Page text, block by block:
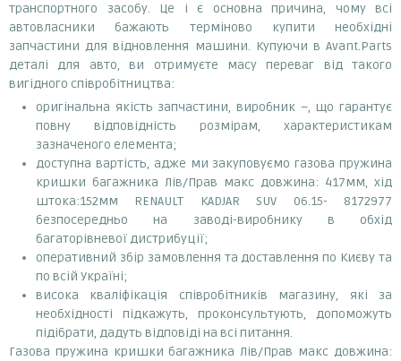
транспортного засобу. Це і є основна причина, чому всі
автовласники бажають терміново купити необхідні
запчастини для відновлення машини. Купуючи в Avant.Parts
деталі для авто, ви отримуєте масу переваг від такого
вигідного співробітництва:
оригінальна якість запчастини, виробник –, що гарантує
повну відповідність розмірам, характеристикам
зазначеного елемента;
доступна вартість, адже ми закуповуємо газова пружина
кришки багажника Лів/Прав макс довжина: 417мм, хід
штока:152мм RENAULT KADJAR SUV 06.15- 8172977
безпосередньо на заводі-виробнику в обхід
багаторівневої дистрибуції;
оперативний збір замовлення та доставлення по Києву та
по всій Україні;
висока кваліфікація співробітників магазину, які за
необхідності підкажуть, проконсультують, допоможуть
підібрати, дадуть відповіді на всі питання.
Газова пружина кришки багажника Лів/Прав макс довжина: